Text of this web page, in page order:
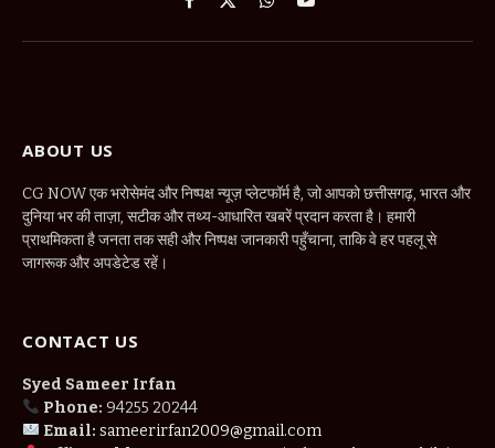
Facebook
X
WhatsApp
YouTube
ABOUT US
CG NOW एक भरोसेमंद और निष्पक्ष न्यूज़ प्लेटफॉर्म है, जो आपको छत्तीसगढ़, भारत और
दुनिया भर की ताज़ा, सटीक और तथ्य-आधारित खबरें प्रदान करता है। हमारी
प्राथमिकता है जनता तक सही और निष्पक्ष जानकारी पहुँचाना, ताकि वे हर पहलू से
जागरूक और अपडेटेड रहें।
CONTACT US
Syed Sameer Irfan
Phone: 94255 20244
Email: sameerirfan2009@gmail.com